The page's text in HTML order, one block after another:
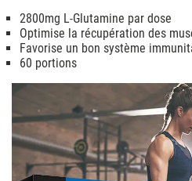
2800mg L-Glutamine par dose
Optimise la récupération des
Favorise un bon système
60 portions